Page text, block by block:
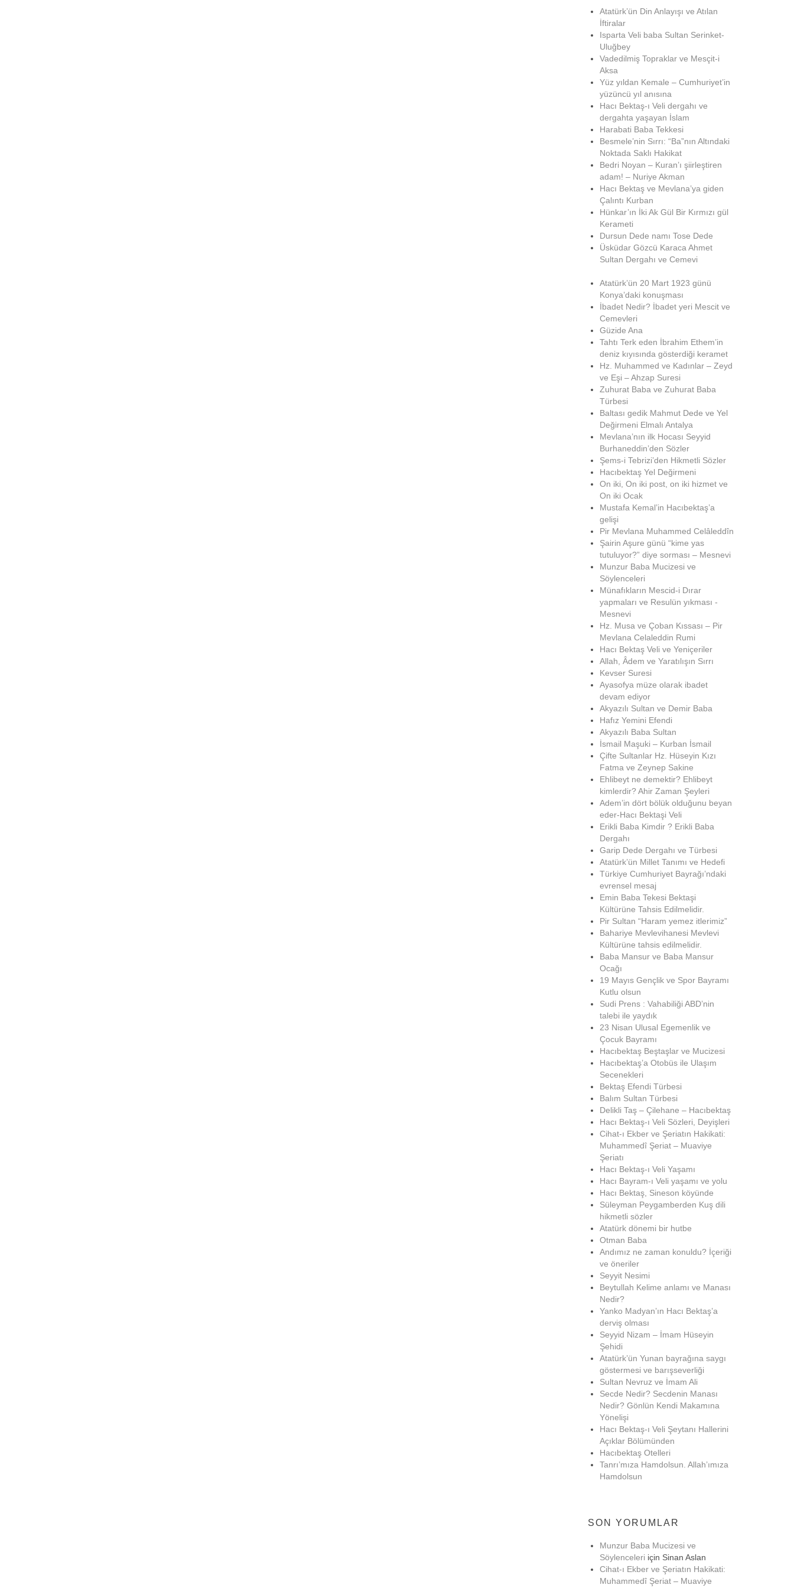
Atatürk’ün Din Anlayışı ve Atılan
İftiralar
Isparta Veli baba Sultan Serinket-
Uluğbey
Vadedilmiş Topraklar ve Mesçit-i
Aksa
Yüz yıldan Kemale – Cumhuriyet’in
yüzüncü yıl anısına
Hacı Bektaş-ı Veli dergahı ve
dergahta yaşayan İslam
Harabati Baba Tekkesi
Besmele’nin Sırrı: “Ba”nın Altındaki
Noktada Saklı Hakikat
Bedri Noyan – Kuran’ı şiirleştiren
adam! – Nuriye Akman
Hacı Bektaş ve Mevlana’ya giden
Çalıntı Kurban
Hünkar’ın İki Ak Gül Bir Kırmızı gül
Kerameti
Dursun Dede namı Tose Dede
Üsküdar Gözcü Karaca Ahmet
Sultan Dergahı ve Cemevi
Atatürk’ün 20 Mart 1923 günü
Konya’daki konuşması
İbadet Nedir? İbadet yeri Mescit ve
Cemevleri
Güzide Ana
Tahtı Terk eden İbrahim Ethem’in
deniz kıyısında gösterdiği keramet
Hz. Muhammed ve Kadınlar – Zeyd
ve Eşi – Ahzap Suresi
Zuhurat Baba ve Zuhurat Baba
Türbesi
Baltası gedik Mahmut Dede ve Yel
Değirmeni Elmalı Antalya
Mevlana’nın ilk Hocası Seyyid
Burhaneddin’den Sözler
Şems-i Tebrizi’den Hikmetli Sözler
Hacıbektaş Yel Değirmeni
On iki, On iki post, on iki hizmet ve
On iki Ocak
Mustafa Kemal’in Hacıbektaş’a
gelişi
Pir Mevlana Muhammed Celâleddîn
Şairin Aşure günü “kime yas
tutuluyor?” diye sorması – Mesnevi
Munzur Baba Mucizesi ve
Söylenceleri
Münafıkların Mescid-i Dırar
yapmaları ve Resulün yıkması -
Mesnevi
Hz. Musa ve Çoban Kıssası – Pir
Mevlana Celaleddin Rumi
Hacı Bektaş Veli ve Yeniçeriler
Allah, Âdem ve Yaratılışın Sırrı
Kevser Suresi
Ayasofya müze olarak ibadet
devam ediyor
Akyazılı Sultan ve Demir Baba
Hafız Yemini Efendi
Akyazılı Baba Sultan
İsmail Maşuki – Kurban İsmail
Çifte Sultanlar Hz. Hüseyin Kızı
Fatma ve Zeynep Sakine
Ehlibeyt ne demektir? Ehlibeyt
kimlerdir? Ahir Zaman Şeyleri
Adem’in dört bölük olduğunu beyan
eder-Hacı Bektaşi Veli
Erikli Baba Kimdir ? Erikli Baba
Dergahı
Garip Dede Dergahı ve Türbesi
Atatürk’ün Millet Tanımı ve Hedefi
Türkiye Cumhuriyet Bayrağı’ndaki
evrensel mesaj
Emin Baba Tekesi Bektaşi
Kültürüne Tahsis Edilmelidir.
Pir Sultan “Haram yemez itlerimiz”
Bahariye Mevlevihanesi Mevlevi
Kültürüne tahsis edilmelidir.
Baba Mansur ve Baba Mansur
Ocağı
19 Mayıs Gençlik ve Spor Bayramı
Kutlu olsun
Sudi Prens : Vahabiliği ABD’nin
talebi ile yaydık
23 Nisan Ulusal Egemenlik ve
Çocuk Bayramı
Hacıbektaş Beştaşlar ve Mucizesi
Hacıbektaş’a Otobüs ile Ulaşım
Secenekleri
Bektaş Efendi Türbesi
Balım Sultan Türbesi
Delikli Taş – Çilehane – Hacıbektaş
Hacı Bektaş-ı Veli Sözleri, Deyişleri
Cihat-ı Ekber ve Şeriatın Hakikati:
Muhammedî Şeriat – Muaviye
Şeriatı
Hacı Bektaş-ı Veli Yaşamı
Hacı Bayram-ı Veli yaşamı ve yolu
Hacı Bektaş, Sineson köyünde
Süleyman Peygamberden Kuş dili
hikmetli sözler
Atatürk dönemi bir hutbe
Otman Baba
Andımız ne zaman konuldu? İçeriği
ve öneriler
Seyyit Nesimi
Beytullah Kelime anlamı ve Manası
Nedir?
Yanko Madyan’ın Hacı Bektaş’a
derviş olması
Seyyid Nizam – İmam Hüseyin
Şehidi
Atatürk’ün Yunan bayrağına saygı
göstermesi ve barışseverliği
Sultan Nevruz ve İmam Ali
Secde Nedir? Secdenin Manası
Nedir? Gönlün Kendi Makamına
Yönelişi
Hacı Bektaş-ı Veli Şeytanı Hallerini
Açıklar Bölümünden
Hacıbektaş Otelleri
Tanrı’mıza Hamdolsun. Allah’ımıza
Hamdolsun
SON YORUMLAR
Munzur Baba Mucizesi ve
Söylenceleri için Sinan Aslan
Cihat-ı Ekber ve Şeriatın Hakikati:
Muhammedî Şeriat – Muaviye